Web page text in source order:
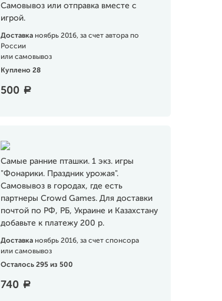
Самовывоз или отправка вместе с
игрой.
Доставка ноябрь 2016, за счет автора по
России
или самовывоз
Куплено 28
500 a
Самые ранние пташки. 1 экз. игры
"Фонарики. Праздник урожая".
Самовывоз в городах, где есть
партнеры Crowd Games. Для доставки
почтой по РФ, РБ, Украине и Казахстану
добавьте к платежу 200 р.
Доставка ноябрь 2016, за счет спонсора
или самовывоз
Осталось 295 из 500
740 a